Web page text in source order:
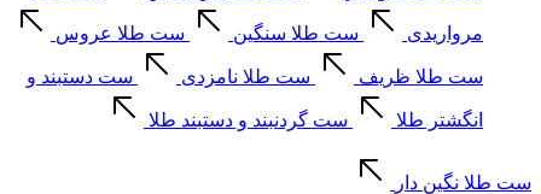
مرواریدی ست طلا سنگین ست طلا عروس
ست طلا ظریف ست طلا نامزدی ست دستبند و
انگشتر طلا ست گردنبند و دستبند طلا
ست طلا نگین دار